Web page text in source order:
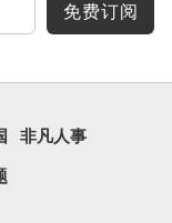
免费订阅
非凡人事